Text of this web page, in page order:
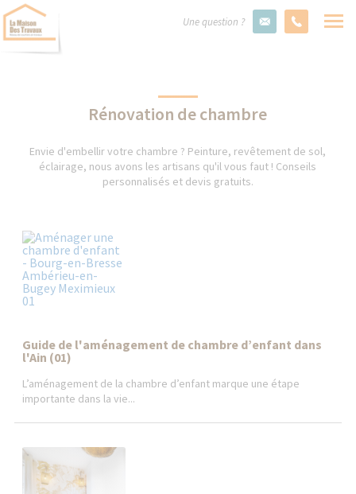
Une question ?
Rénovation de chambre
Envie d'embellir votre chambre ? Peinture, revêtement de sol,
éclairage, nous avons les artisans qu'il vous faut ! Conseils
personnalisés et devis gratuits.
Guide de l'aménagement de chambre d’enfant dans
l'Ain (01)
L’aménagement de la chambre d’enfant marque une étape
importante dans la vie...